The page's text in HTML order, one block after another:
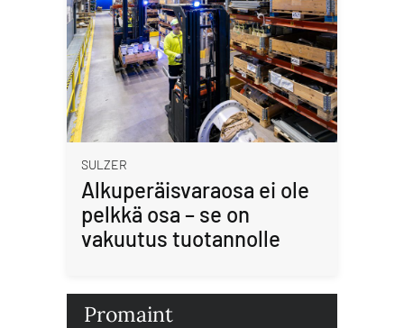
SULZER
Alkuperäisvaraosa ei ole
pelkkä osa – se on
vakuutus tuotannolle
Promaint